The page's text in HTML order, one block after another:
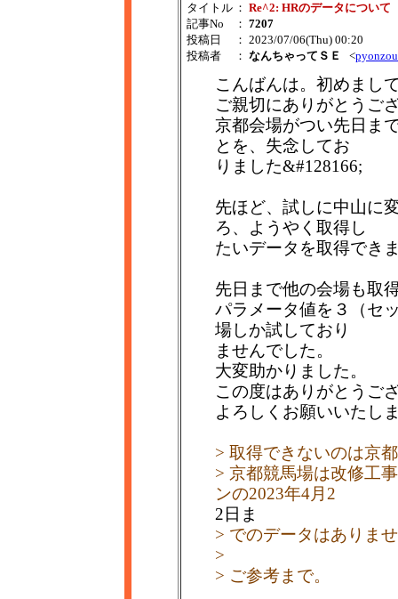
タイトル ： Re^2: HRのデータについて
記事No
： 7207
投稿日
： 2023/07/06(Thu) 00:20
投稿者
： なんちゃってＳＥ <
こんばんは。初めまし
ご親切にありがとうご
京都会場がつい先日ま
とを、失念してお
りました&#128166;
先ほど、試しに中山に
ろ、ようやく取得し
たいデータを取得でき
先日まで他の会場も取
パラメータ値を３（セ
場しか試しており
ませんでした。
大変助かりました。
この度はありがとうご
よろしくお願いいたし
> 取得できないのは京
> 京都競馬場は改修工
ンの2023年4月2
2日ま
> でのデータはありま
>
> ご参考まで。